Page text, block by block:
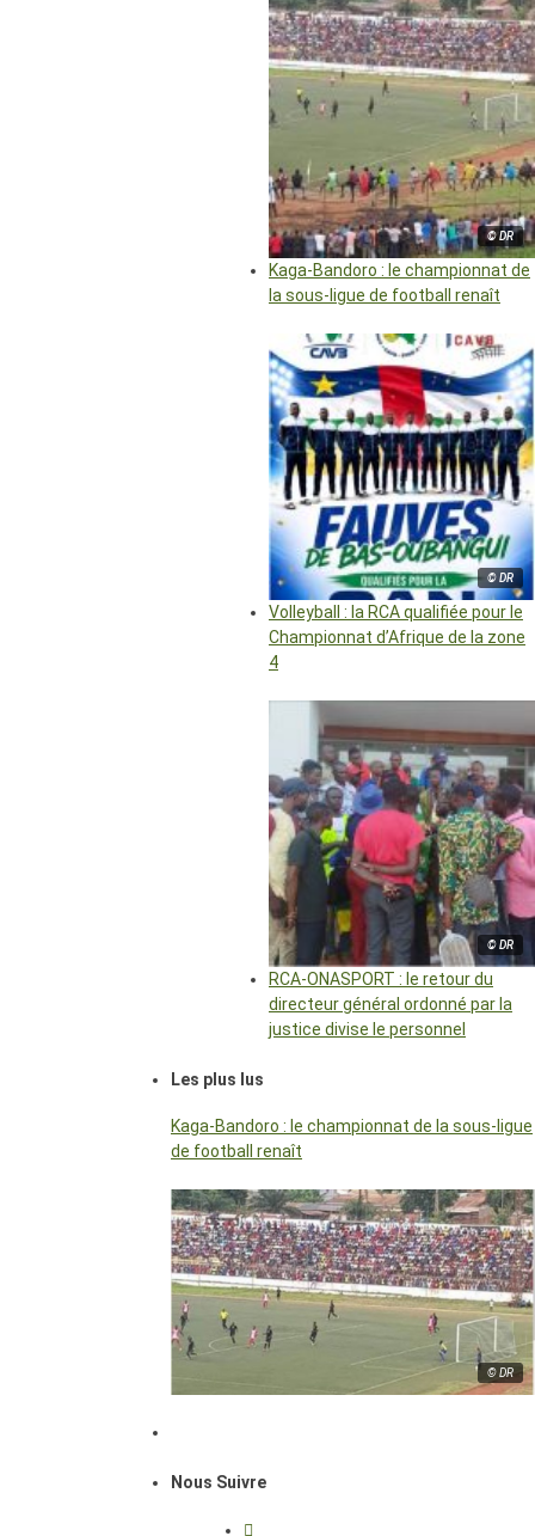
© DR
Kaga-Bandoro : le championnat de
la sous-ligue de football renaît
© DR
Volleyball : la RCA qualifiée pour le
Championnat d’Afrique de la zone
4
© DR
RCA-ONASPORT : le retour du
directeur général ordonné par la
justice divise le personnel
Les plus lus
Kaga-Bandoro : le championnat de la sous-ligue
de football renaît
© DR
Nous Suivre